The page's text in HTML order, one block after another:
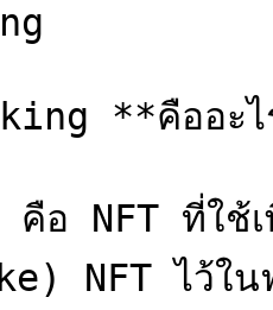
**คืออะ
อ NFT ที่ใช้
NFT ไว้ใน